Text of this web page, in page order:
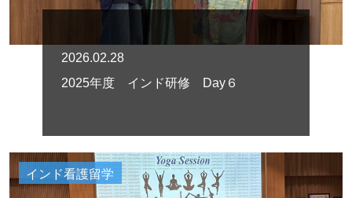
2026.02.28
2025年度 インド研修 Day６
インド看護留学